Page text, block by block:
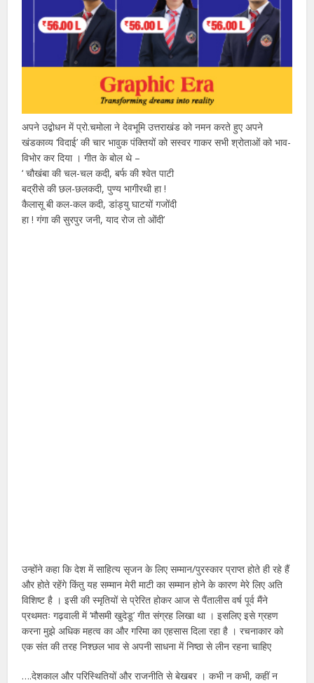
अपने उद्बोधन में प्रो.चमोला ने देवभूमि उत्तराखंड को नमन करते हुए अपने
खंडकाव्य ‘विदाई’ की चार भावुक पंक्तियों को सस्वर गाकर सभी श्रोताओं को भाव-
विभोर कर दिया । गीत के बोल थे –
‘ चौखंबा की चल-चल कदी, बर्फ की श्वेत पाटी
बद्रीसे की छल-छलकदी, पुण्य भागीरथी हा !
कैलासू बी कल-कल कदी, डांड्यु घाटयों गजोंदी
हा ! गंगा की सुरपुर जनी, याद रोज तो ओंदी’
उन्होंने कहा कि देश में साहित्य सृजन के लिए सम्मान/पुरस्कार प्राप्त होते ही रहे हैं
और होते रहेंगे किंतु यह सम्मान मेरी माटी का सम्मान होने के कारण मेरे लिए अति
विशिष्ट है । इसी की स्मृतियों से प्रेरित होकर आज से पैंतालीस वर्ष पूर्व मैंने
प्रथमतः गढ़वाली में ‘मौसमी खुदेडू’ गीत संग्रह लिखा था । इसलिए इसे ग्रहण
करना मुझे अधिक महत्व का और गरिमा का एहसास दिला रहा है । रचनाकार को
एक संत की तरह निश्छल भाव से अपनी साधना में निष्ठा से लीन रहना चाहिए
….देशकाल और परिस्थितियों और राजनीति से बेखबर । कभी न कभी, कहीं न